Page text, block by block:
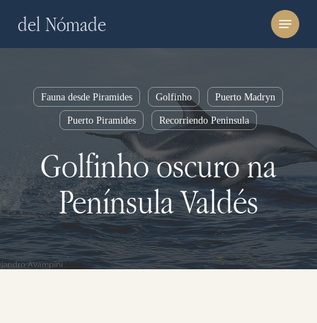
del Nómade Menu
Fauna desde Piramides Golfinho Puerto Madryn
Puerto Piramides Recorriendo Peninsula
Golfinho oscuro na
Península Valdés